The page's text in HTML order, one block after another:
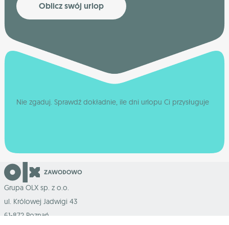
Oblicz swój urlop
Nie zgaduj. Sprawdź dokładnie, ile dni urlopu Ci przysługuje
Grupa OLX sp. z o.o.
ul. Królowej Jadwigi 43
61-872 Poznań